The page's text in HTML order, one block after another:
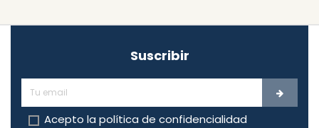
Suscribir
Acepto la política de confidencialidad